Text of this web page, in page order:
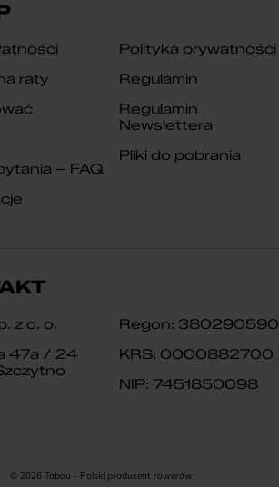
raty
– FAQ
Polityka prywatności
Regulamin
Regulamin
Newslettera
Pliki do pobrania
z o. o.
47a / 24
Regon: 380290590
KRS: 0000882700
NIP: 7451850098
© 2026 Tabou - Polski producent rowerów